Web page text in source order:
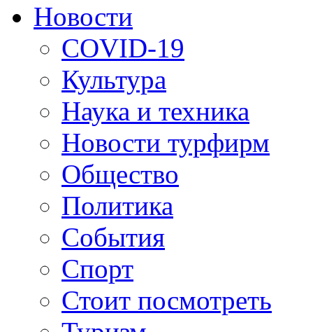
Новости
COVID-19
Культура
Наука и техника
Новости турфирм
Общество
Политика
События
Спорт
Стоит посмотреть